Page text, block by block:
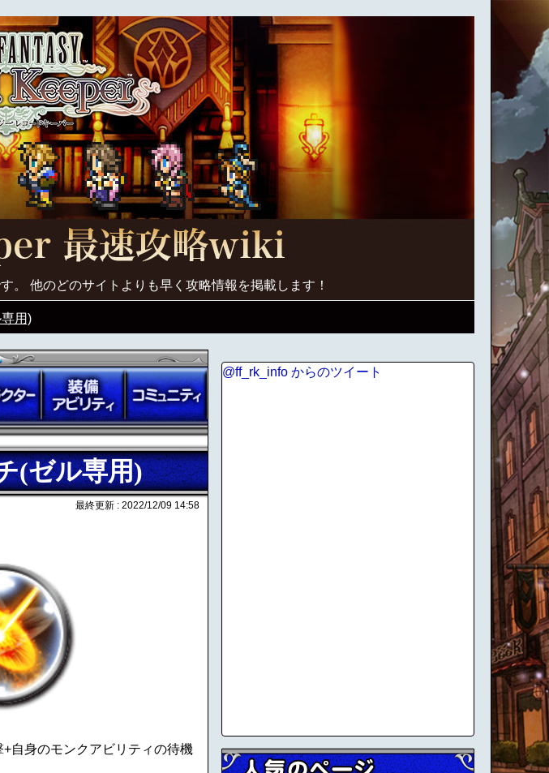
。 他のどのサイトよりも早く攻略情報を掲載します！
用)
(ゼル専用)
最終更新 : 2022/12/09 14:58
自身のモンクアビリティの待機
@ff_rk_info からのツイート